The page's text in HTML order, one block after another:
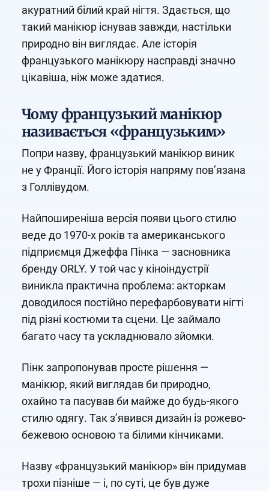
акуратний білий край нігтя. Здається, що
такий манікюр існував завжди, настільки
природно він виглядає. Але історія
французького манікюру насправді значно
цікавіша, ніж може здатися.
Чому французький манікюр
називається «французьким»
Попри назву, французький манікюр виник
не у Франції. Його історія напряму пов’язана
з Голлівудом.
Найпоширеніша версія появи цього стилю
веде до 1970-х років та американського
підприємця Джеффа Пінка — засновника
бренду ORLY. У той час у кіноіндустрії
виникла практична проблема: акторкам
доводилося постійно перефарбовувати нігті
під різні костюми та сцени. Це займало
багато часу та ускладнювало зйомки.
Пінк запропонував просте рішення —
манікюр, який виглядав би природно,
охайно та пасував би майже до будь-якого
стилю одягу. Так з’явився дизайн із рожево-
бежевою основою та білими кінчиками.
Назву «французький манікюр» він придумав
трохи пізніше — і, по суті, це був дуже